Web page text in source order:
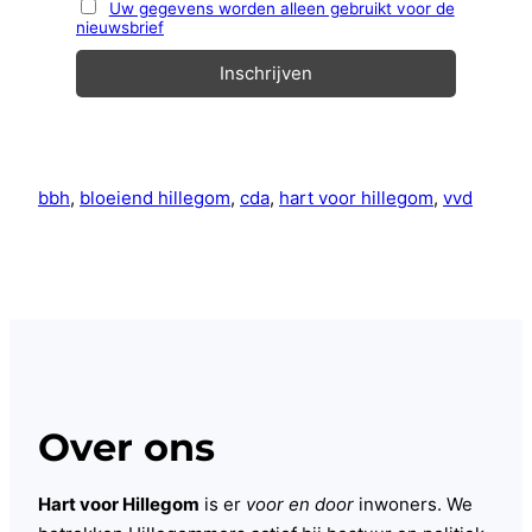
Uw gegevens worden alleen gebruikt voor de
nieuwsbrief
bbh, bloeiend hillegom, cda, hart voor hillegom, vvd
Over ons
Hart voor Hillegom is er voor en door inwoners. We